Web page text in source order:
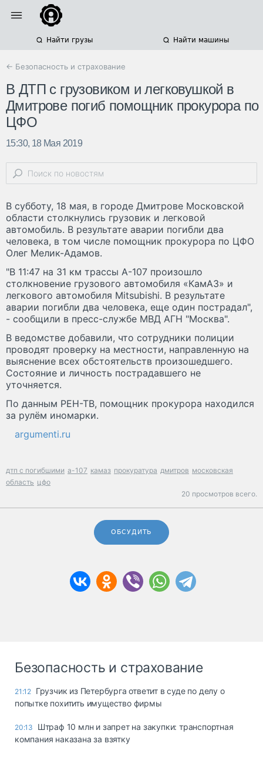
Найти грузы Найти машины
← Безопасность и страхование
В ДТП с грузовиком и легковушкой в
Дмитрове погиб помощник прокурора по
ЦФО
15:30, 18 Мая 2019
В субботу, 18 мая, в городе Дмитрове Московской
области столкнулись грузовик и легковой
автомобиль. В результате аварии погибли два
человека, в том числе помощник прокурора по ЦФО
Олег Мелик-Адамов.
"В 11:47 на 31 км трассы А-107 произошло
столкновение грузового автомобиля «КамАЗ» и
легкового автомобиля Mitsubishi. В результате
аварии погибли два человека, еще один пострадал",
- сообщили в пресс-службе МВД АГН "Москва".
В ведомстве добавили, что сотрудники полиции
проводят проверку на местности, направленную на
выяснение всех обстоятельств произошедшего.
Состояние и личность пострадавшего не
уточняется.
По данным РЕН-ТВ, помощник прокурора находился
за рулём иномарки.
argumenti.ru
дтп с погибшими а-107 камаз прокуратура дмитров московская
область цфо
20 просмотров всего.
ОБСУДИТЬ
Безопасность и страхование
21:12 Грузчик из Петербурга ответит в суде по делу о
попытке похитить имущество фирмы
20:13
Штраф 10 млн и запрет на закупки: транспортная
компания наказана за взятку